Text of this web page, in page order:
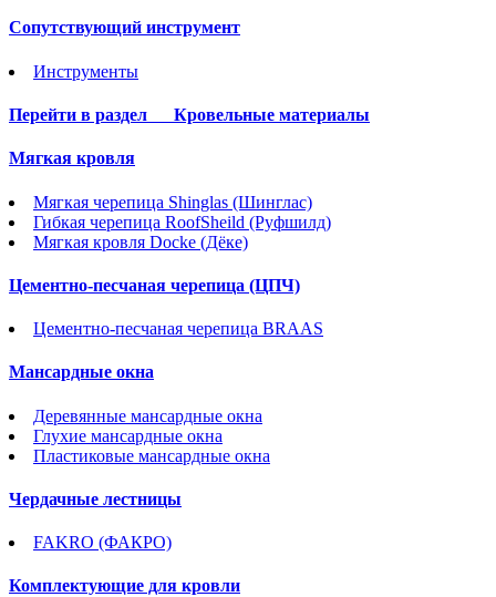
Сопутствующий инструмент
Инструменты
Перейти в раздел Кровельные материалы
Мягкая кровля
Мягкая черепица Shinglas (Шинглас)
Гибкая черепица RoofSheild (Руфшилд)
Мягкая кровля Docke (Дёке)
Цементно-песчаная черепица (ЦПЧ)
Цементно-песчаная черепица BRAAS
Мансардные окна
Деревянные мансардные окна
Глухие мансардные окна
Пластиковые мансардные окна
Чердачные лестницы
FAKRO (ФАКРО)
Комплектующие для кровли